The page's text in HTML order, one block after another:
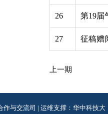
26 第19届
27 征稿赠
上一期
与交流司 | 运维支撑：华中科技大